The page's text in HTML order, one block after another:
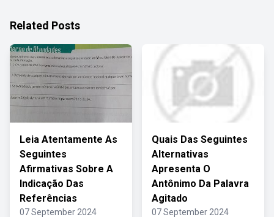
Related Posts
Leia Atentamente As
Seguintes
Afirmativas Sobre A
Indicação Das
Referências
07 September 2024
Quais Das Seguintes
Alternativas
Apresenta O
Antônimo Da Palavra
Agitado
07 September 2024